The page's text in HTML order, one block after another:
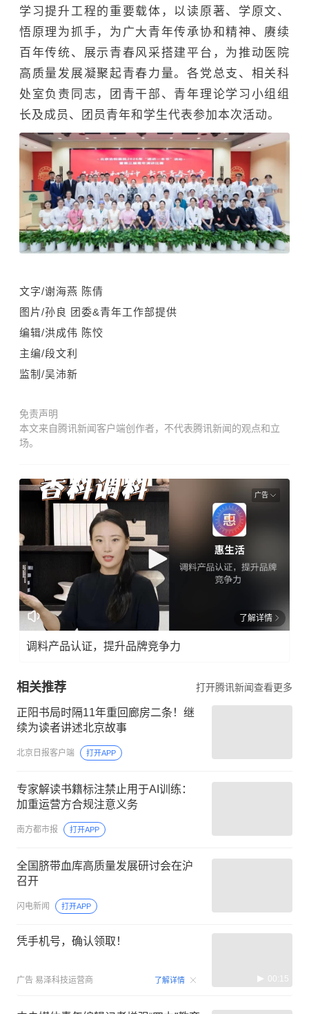
学习提升工程的重要载体，以读原著、学原文、
悟原理为抓手，为广大青年传承协和精神、赓续
百年传统、展示青春风采搭建平台，为推动医院
高质量发展凝聚起青春力量。各党总支、 相关科
处室负责同志，团青干部、青年理论学习小组组
长及成员、团员青年和学生代表参加本次活动。
文字/谢海燕 陈倩
图片/孙良 团委&青年工作部提供
编辑/洪成伟 陈恔
主编/段文利
监制/吴沛新
免责声明
本文来自腾讯新闻客户端创作者，不代表腾讯新闻的观点和立
场。
广告
了解详情
调料产品认证，提升品牌竞争力
相关推荐 打开腾讯新闻查看更多
正阳书局时隔11年重回廊房二条！继
续为读者讲述北京故事
北京日报客户端 打开APP
专家解读书籍标注禁止用于AI训练：
加重运营方合规注意义务
南方都市报 打开APP
全国脐带血库高质量发展研讨会在沪
召开
闪电新闻 打开APP
凭手机号，确认领取！
广告 易泽科技运营商 了解详情 00:15